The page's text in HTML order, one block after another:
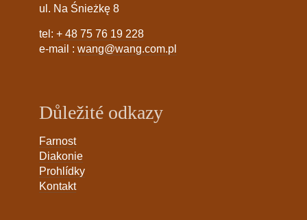
ul. Na Śnieżkę 8
tel: + 48 75 76 19 228
e-mail : wang@wang.com.pl
Důležité odkazy
Farnost
Diakonie
Prohlídky
Kontakt